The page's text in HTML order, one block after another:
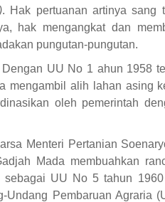
. Hak pertuanan artinya sang
hak mengangkat dan
pungutan-pungutan.
UU No 1 ahun 1958
mengambil alih lahan asing
oleh pemerintah
Menteri Pertanian
Mada membuahkan
UU No 5 tahun
Pembaruan Agraria